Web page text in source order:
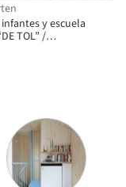
y escuela
TOL” /